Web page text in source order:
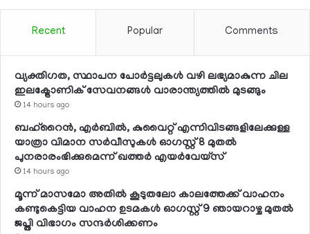
Recent Popular Comments
വ്യക്തിഗത, സ്ഥാപന പോര്‍ട്ടലുകള്‍ വഴി ലഭ്യമാകുന്ന ചില
ഇലക്ട്രോണിക് സേവനങ്ങള്‍ വാരാന്ത്യത്തില്‍ മുടങ്ങും
14 hours ago
ബഹ്റൈന്‍, എര്‍ബില്‍, കുവൈറ്റ് എന്നിവിടങ്ങളിലേക്കുള്ള
യാത്രാ വിമാന സര്‍വീസുകള്‍ ഓഗസ്റ്റ് 8 മുതല്‍
പുനരാരംഭിക്കുമെന്ന് ഖത്തര്‍ എയര്‍വേയ്സ്
14 hours ago
മൂന്ന് മാസമോ അതില്‍ കൂടുതലോ കാലത്തേക്ക് വാഹനം
കണ്ടുകെട്ടിയ വാഹന ഉടമകള്‍ ഓഗസ്റ്റ് 9 ഞായറാഴ്ച മുതല്‍
ജപ്തി വിഭാഗം സന്ദര്‍ശിക്കണം